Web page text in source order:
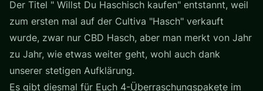
Der Titel " Willst Du Haschisch kaufen" entstannt, weil
zum ersten mal auf der Cultiva "Hasch" verkauft
wurde, zwar nur CBD Hasch, aber man merkt von Jahr
zu Jahr, wie etwas weiter geht, wohl auch dank
unserer stetigen Aufklärung.
Es gibt diesmal für Euch 4-Überraschungspakete im